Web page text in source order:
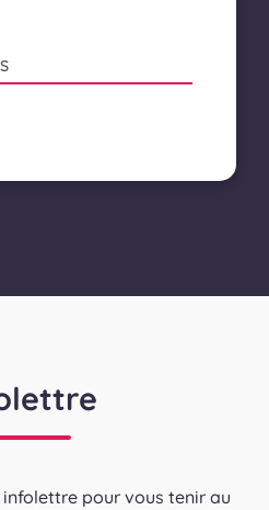
pour vous tenir au